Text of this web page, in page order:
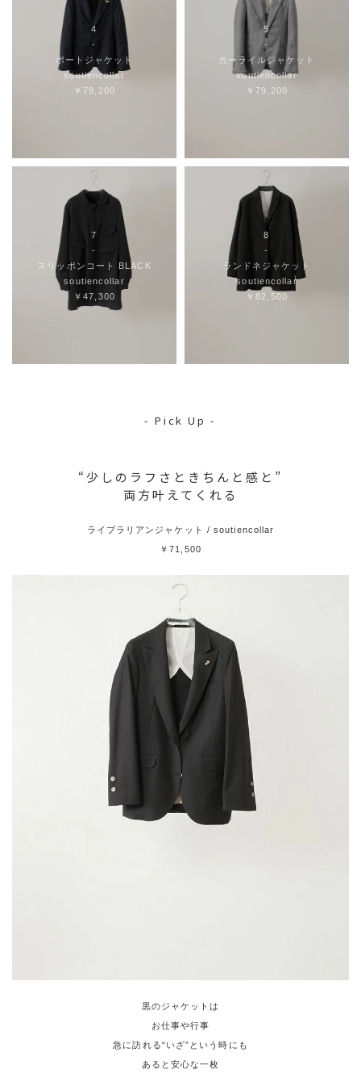
4
-
ポートジャケット
soutiencollar
￥79,200
5
-
カーライルジャケット
soutiencollar
￥79,200
7
-
スリッポンコート BLACK
soutiencollar
￥47,300
8
-
ランドネジャケット
soutiencollar
￥82,500
- Pick Up -
“少しのラフさときちんと感と”
両方叶えてくれる
ライブラリアンジャケット / soutiencollar
￥71,500
黒のジャケットは
お仕事や行事
急に訪れる“いざ”という時にも
あると安心な一枚